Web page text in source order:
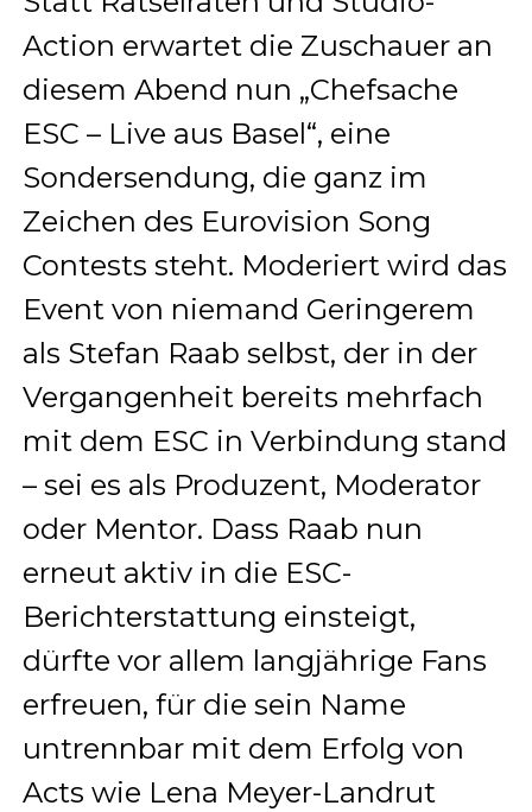
Action erwartet die Zuschauer an
diesem Abend nun „Chefsache
ESC – Live aus Basel“, eine
Sondersendung, die ganz im
Zeichen des Eurovision Song
Contests steht. Moderiert wird das
Event von niemand Geringerem
als Stefan Raab selbst, der in der
Vergangenheit bereits mehrfach
mit dem ESC in Verbindung stand
– sei es als Produzent, Moderator
oder Mentor. Dass Raab nun
erneut aktiv in die ESC-
Berichterstattung einsteigt,
dürfte vor allem langjährige Fans
erfreuen, für die sein Name
untrennbar mit dem Erfolg von
Acts wie Lena Meyer-Landrut